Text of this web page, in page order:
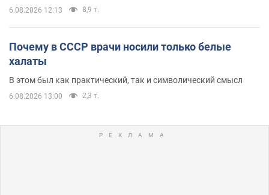
6.08.2026 12:13 8,9 т.
Почему в СССР врачи носили только белые
халаты
В этом был как практический, так и символический смысл
6.08.2026 13:00 2,3 т.